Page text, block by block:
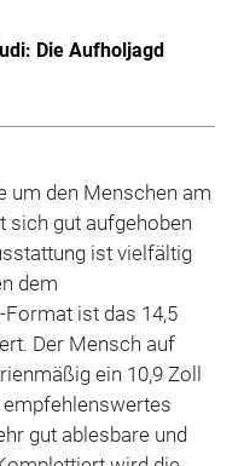
Die Aufholjagd
um den Menschen am
sich gut aufgehoben
ist vielfältig
dem
ist das 14,5
Der Mensch auf
ein 10,9 Zoll
empfehlenswertes
gut ablesbare und